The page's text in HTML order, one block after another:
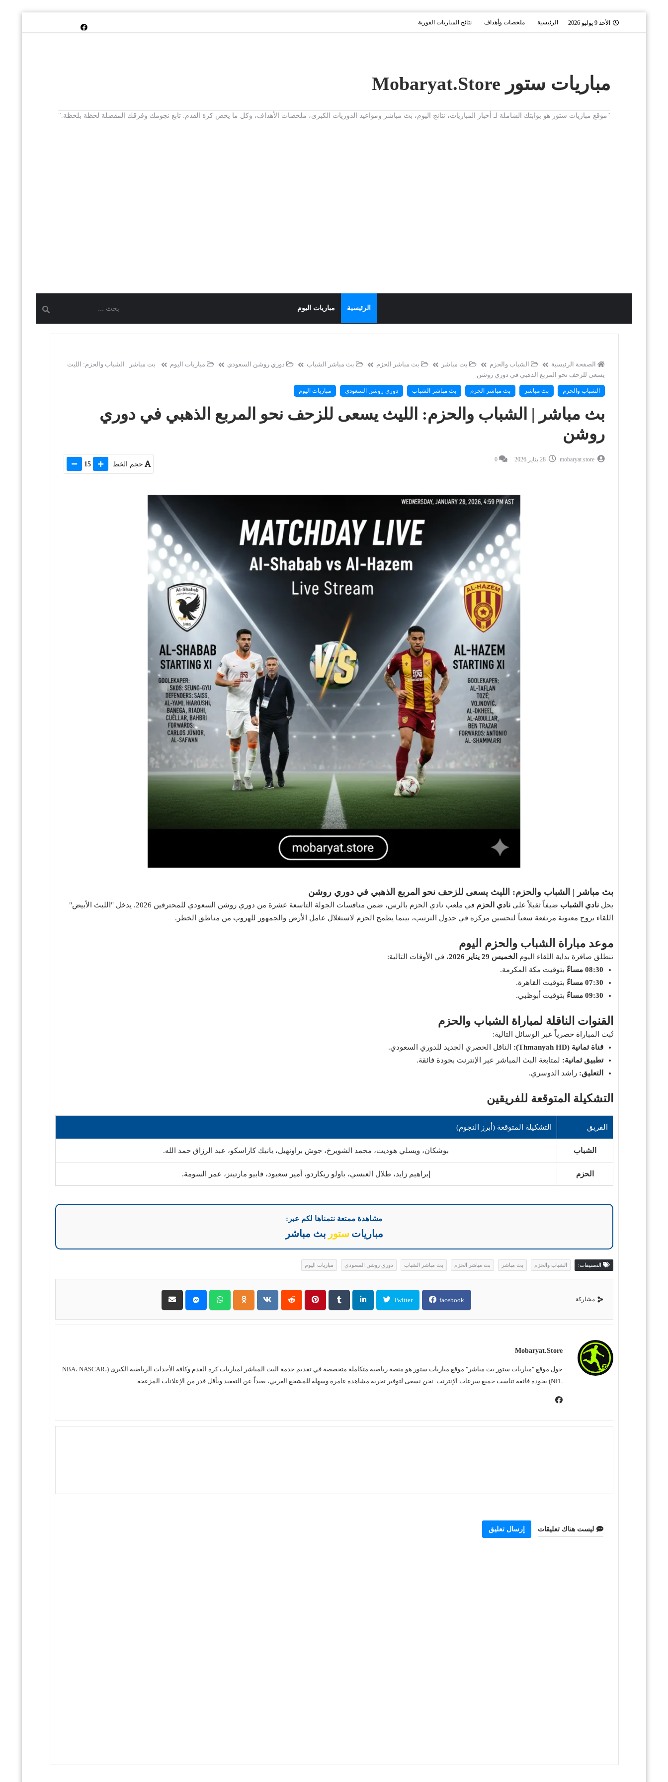
الأحد 9 يوليو 2026 الرئيسية ملخصات وأهداف نتائج المباريات الفورية
مباريات ستور Mobaryat.Store
"موقع مباريات ستور هو بوابتك الشاملة لـ أخبار المباريات، نتائج اليوم، بث مباشر ومواعيد الدوريات الكبرى، ملخصات الأهداف، وكل ما يخص كرة القدم. تابع نجومك وفرقك المفضلة لحظة بلحظة."
الرئيسية مباريات اليوم
الصفحة الرئيسية الشباب والحزم بث مباشر بث مباشر الحزم بث مباشر الشباب دوري روشن السعودي مباريات اليوم
بث مباشر | الشباب والحزم: الليث
يسعى للزحف نحو المربع الذهبي في دوري روشن
الشباب والحزم بث مباشر بث مباشر الحزم بث مباشر الشباب دوري روشن السعودي مباريات اليوم
بث مباشر | الشباب والحزم: الليث يسعى للزحف نحو المربع الذهبي في دوري
روشن
mobaryat.store 28 يناير 2026 0
حجم الخط 15
بث مباشر | الشباب والحزم: الليث يسعى للزحف نحو المربع الذهبي في دوري روشن
يحلنادي الشباب ضيفاً ثقيلاً علىنادي الحزم
في ملعب نادي الحزم بالرس، ضمن منافسات الجولة التاسعة عشرة من دوري روشن السعودي للمحترفين 2026. يدخل "الليث الأبيض"
اللقاء بروح معنوية مرتفعة سعياً لتحسين مركزه في جدول الترتيب، بينما يطمح الحزم لاستغلال عامل الأرض والجمهور للهروب من مناطق الخطر.
موعد مباراة الشباب والحزم اليوم
تنطلق صافرة بداية اللقاء اليوم الخميس 29 يناير 2026
، في الأوقات التالية:
08:30 مساءً
بتوقيت مكة المكرمة.
07:30 مساءً
بتوقيت القاهرة.
09:30 مساءً
بتوقيت أبوظبي.
القنوات الناقلة لمباراة الشباب والحزم
تُبث المباراة حصرياً عبر الوسائل التالية:
قناة ثمانية (Thmanyah HD):
الناقل الحصري الجديد للدوري السعودي.
تطبيق ثمانية: لمتابعة البث المباشر عبر الإنترنت بجودة فائقة.
التعليق: راشد الدوسري.
التشكيلة المتوقعة للفريقين
الفريق التشكيلة المتوقعة (أبرز النجوم)
الشباب بوشكان، ويسلي هوديت، محمد الشويرخ، جوش براونهيل، يانيك كاراسكو، عبد الرزاق حمد الله.
الحزم إبراهيم زايد، طلال العبسي، باولو ريكاردو، أمير سعيود، فابيو مارتينز، عمر السومة.
مشاهدة ممتعة نتمناها لكم عبر:
مباريات ستور بث مباشر
التصنيفات: الشباب والحزم بث مباشر بث مباشر الحزم بث مباشر الشباب دوري روشن السعودي مباريات اليوم
مشاركة facebook
Twitter
Mobaryat.store
حول موقع "مباريات ستور بث مباشر" موقع مباريات ستور هو منصة رياضية متكاملة متخصصة في تقديم خدمة البث المباشر لمباريات كرة القدم وكافة الأحداث الرياضية الكبرى (NBA، NASCAR،
NFL) بجودة فائقة تناسب جميع سرعات الإنترنت. نحن نسعى لتوفير تجربة مشاهدة غامرة وسهلة للمشجع العربي، بعيداً عن التعقيد وبأقل قدر من الإعلانات المزعجة.
ليست هناك تعليقات إرسال تعليق